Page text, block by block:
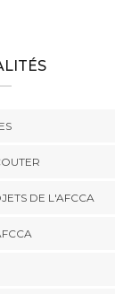
DE L'AFCCA